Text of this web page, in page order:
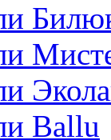
Ballu